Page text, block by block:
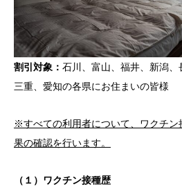
割引対象： 石川、富山、福井、新潟、
三重、愛知の各県にお住まいの皆様
※すべての利用者について、ワクチン
果の確認を行います。
（１）ワクチン接種歴